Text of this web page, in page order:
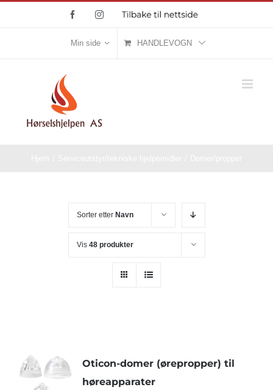
FacebookInstagram
Tilbake
Min side HANDLEVOGN
Sorter etter Navn
Vis 48 produkter
Oticon-domer (ørepropper) til
høreapparater